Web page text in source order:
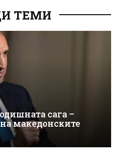
ТЕМИ
сага –
македонските